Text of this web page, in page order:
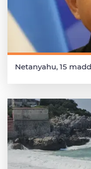
Netanyahu, 15